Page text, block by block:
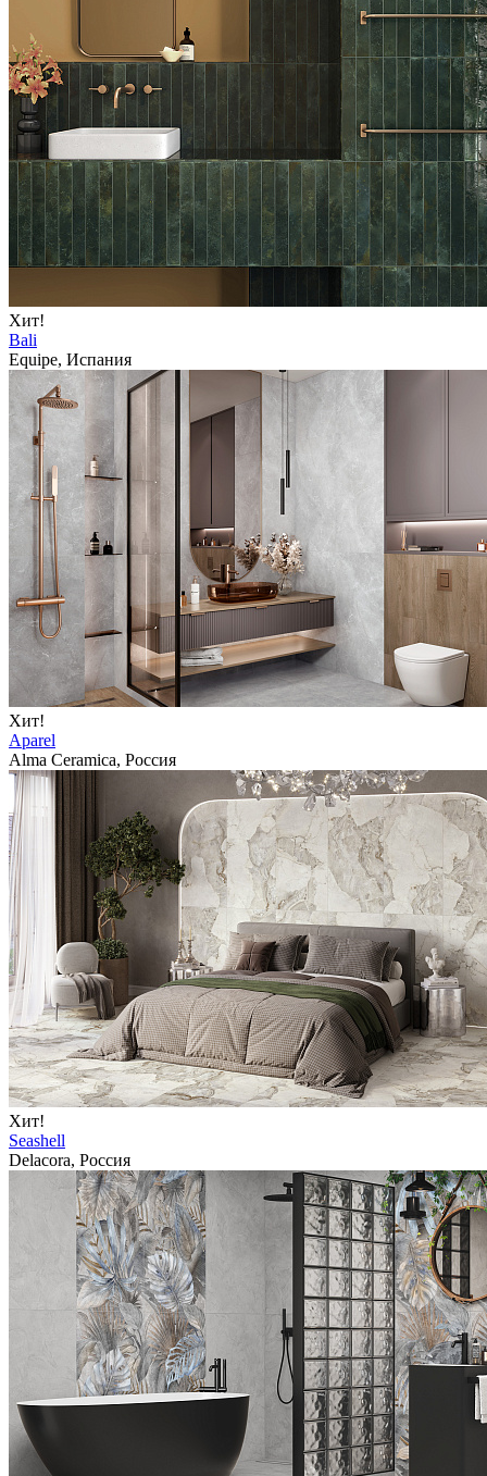
Хит!
Bali
Equipe, Испания
Хит!
Aparel
Alma Ceramica, Россия
Хит!
Seashell
Delacora, Россия